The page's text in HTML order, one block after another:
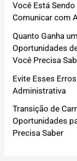
Você Está
Comunicar com
Quanto Ganha
Oportunidades
Você Precisa
Evite Esses
Administrativa
Transição de
Oportunidades
Precisa Saber